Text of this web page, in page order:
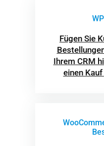
Fügen Sie
Ihrem CRM
einen